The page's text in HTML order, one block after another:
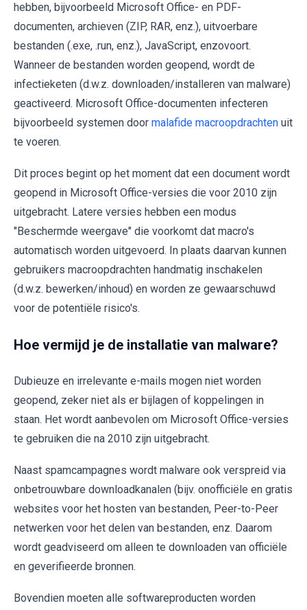
hebben, bijvoorbeeld Microsoft Office- en PDF-
documenten, archieven (ZIP, RAR, enz.), uitvoerbare
bestanden (.exe, .run, enz.), JavaScript, enzovoort.
Wanneer de bestanden worden geopend, wordt de
infectieketen (d.w.z. downloaden/installeren van malware)
geactiveerd. Microsoft Office-documenten infecteren
bijvoorbeeld systemen door malafide macroopdrachten uit
te voeren.
Dit proces begint op het moment dat een document wordt
geopend in Microsoft Office-versies die voor 2010 zijn
uitgebracht. Latere versies hebben een modus
"Beschermde weergave" die voorkomt dat macro's
automatisch worden uitgevoerd. In plaats daarvan kunnen
gebruikers macroopdrachten handmatig inschakelen
(d.w.z. bewerken/inhoud) en worden ze gewaarschuwd
voor de potentiële risico's.
Hoe vermijd je de installatie van malware?
Dubieuze en irrelevante e-mails mogen niet worden
geopend, zeker niet als er bijlagen of koppelingen in
staan. Het wordt aanbevolen om Microsoft Office-versies
te gebruiken die na 2010 zijn uitgebracht.
Naast spamcampagnes wordt malware ook verspreid via
onbetrouwbare downloadkanalen (bijv. onofficiële en gratis
websites voor het hosten van bestanden, Peer-to-Peer
netwerken voor het delen van bestanden, enz. Daarom
wordt geadviseerd om alleen te downloaden van officiële
en geverifieerde bronnen.
Bovendien moeten alle softwareproducten worden